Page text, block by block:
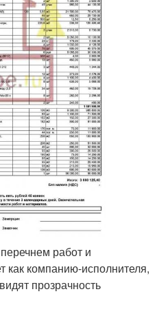
работ и
как компанию-исполнителя,
прозрачность